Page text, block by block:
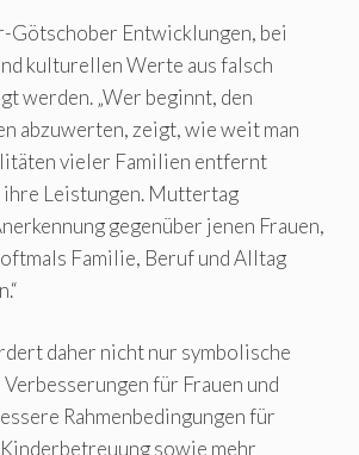
Götschober Entwicklungen, bei
kulturellen Werte aus falsch
werden. „Wer beginnt, den
abzuwerten, zeigt, wie weit man
vieler Familien entfernt
ihre Leistungen. Muttertag
gegenüber jenen Frauen,
Familie, Beruf und Alltag
daher nicht nur symbolische
für Frauen und
Rahmenbedingungen für
sowie mehr